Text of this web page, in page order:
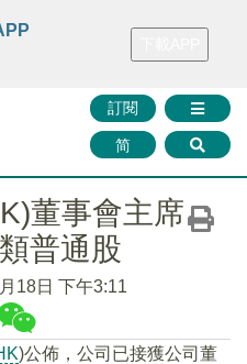
財華證券 媒體矩陣
訂閱
简
董事會主席
普通股
18日 下午3:11
)公佈，公司已接獲公司董